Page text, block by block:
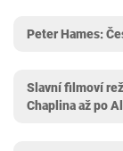
Peter Hames:
Slavní filmoví
Chaplina až po